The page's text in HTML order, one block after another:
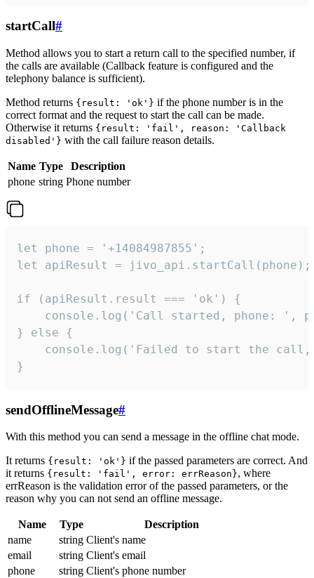
startCall#
Method allows you to start a return call to the specified number, if
the calls are available (Callback feature is configured and the
telephony balance is sufficient).
Method returns {result: 'ok'} if the phone number is in the
correct format and the request to start the call can be made.
Otherwise it returns {result: 'fail', reason: 'Callback
disabled'} with the call failure reason details.
Name Type
Description
phone string Phone number
let phone = '+14084987855';
let apiResult = jivo_api.startCall(phone);
if (apiResult.result === 'ok') {
console.log('Call started, phone: ',
} else {
console.log('Failed to start the
}
sendOfflineMessage#
With this method you can send a message in the offline chat mode.
It returns {result: 'ok'} if the passed parameters are correct. And
it returns {result: 'fail', error: errReason}, where
errReason is the validation error of the passed parameters, or the
reason why you can not send an offline message.
Name Type
Description
name
string Client's name
email
string Client's email
phone
string Client's phone number